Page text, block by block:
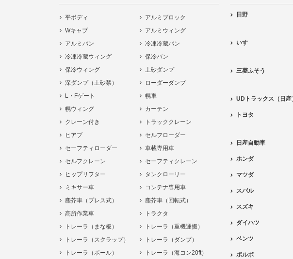
平ボディ
アルミブロック
Wキャブ
アルミウィング
アルミバン
冷凍冷蔵バン
冷凍冷蔵ウィング
保冷バン
保冷ウィング
土砂ダンプ
深ダンプ（土砂禁）
ローダーダンプ
L・Fゲート
幌車
幌ウィング
カーテン
クレーン付き
トラッククレーン
ヒアブ
セルフローダー
セーフティローダー
車載専用車
セルフクレーン
セーフティクレーン
ヒップリフター
タンクローリー
ミキサー車
コンテナ専用車
塵芥車（プレス式）
塵芥車（回転式）
高所作業車
トラクタ
トレーラ（まな板）
トレーラ（重機運搬）
トレーラ（スクラップ）
トレーラ（ダンプ）
トレーラ（ポール）
トレーラ（海コン20ft）
日野
いすゞ
三菱ふそう
UDトラックス（日産
トヨタ
日産自動車
ホンダ
マツダ
スバル
スズキ
ダイハツ
ベンツ
ボルボ